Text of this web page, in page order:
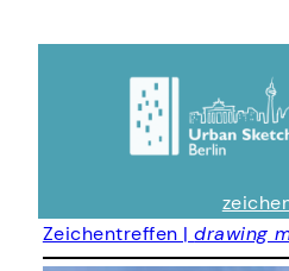
Zeichentreffen |drawing